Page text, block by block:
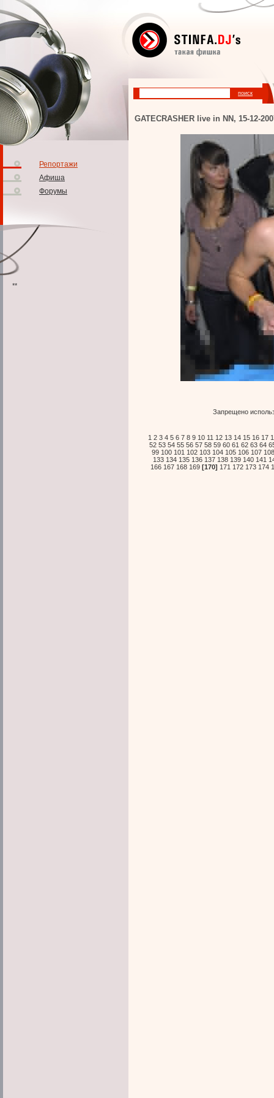
Репортажи
Афиша
Форумы
**
GATECRASHER live in NN, 15-12-
Запрещено
1 2 3 4 5 6 7 8 9 10 11 12 13 14 15 16 17
52 53 54 55 56 57 58 59 60 61 62 63 64
99 100 101 102 103 104 105 106 107 108
133 134 135 136 137 138 139 140 141
166 167 168 169 [170] 171 172 173 174